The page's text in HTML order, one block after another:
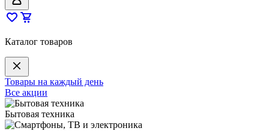
Каталог товаров
Товары на каждый день
Все акции
Бытовая техника